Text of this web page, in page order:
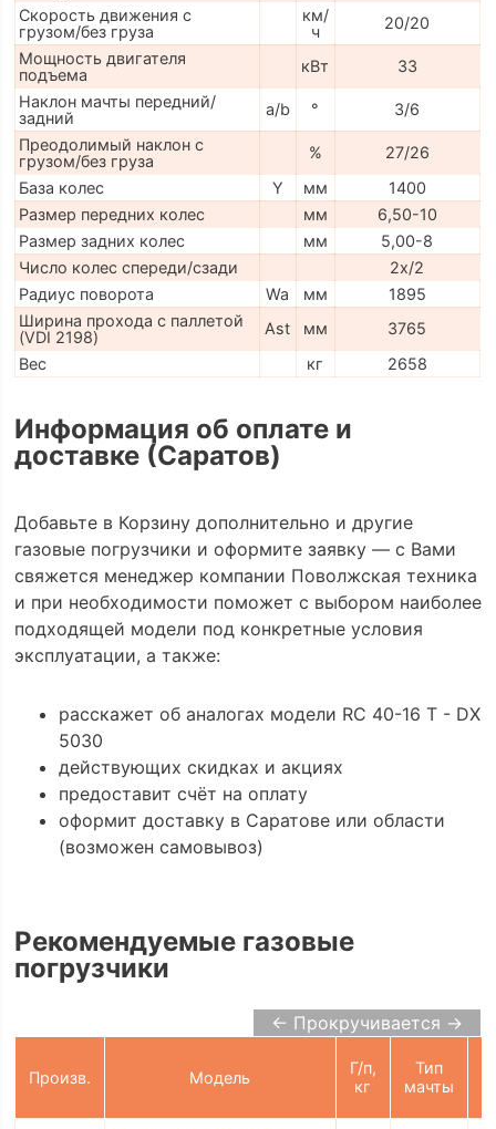
Скорость движения с
грузом/без груза
км/
ч
20/20
Мощность двигателя
подъема
кВт
33
Наклон мачты передний/
задний
a/b °
3/6
Преодолимый наклон с
грузом/без груза
%
27/26
База колес
Y мм
1400
Размер передних колес
мм
6,50-10
Размер задних колес
мм
5,00-8
Число колес спереди/сзади
2x/2
Радиус поворота
Wa мм
1895
Ширина прохода с паллетой
(VDI 2198)
Ast мм
3765
Вес
кг 2658
Информация об оплате и
доставке (Саратов)
Добавьте в Корзину дополнительно и другие
газовые погрузчики и оформите заявку — с Вами
свяжется менеджер компании Поволжская техника
и при необходимости поможет с выбором наиболее
подходящей модели под конкретные условия
эксплуатации, а также:
расскажет об аналогах модели RC 40-16 T - DX
5030
действующих скидках и акциях
предоставит счёт на оплату
оформит доставку в Саратове или области
(возможен самовывоз)
Рекомендуемые газовые
погрузчики
← Прокручивается →
Произв. Модель
Г/п,
кг
Тип
мачты